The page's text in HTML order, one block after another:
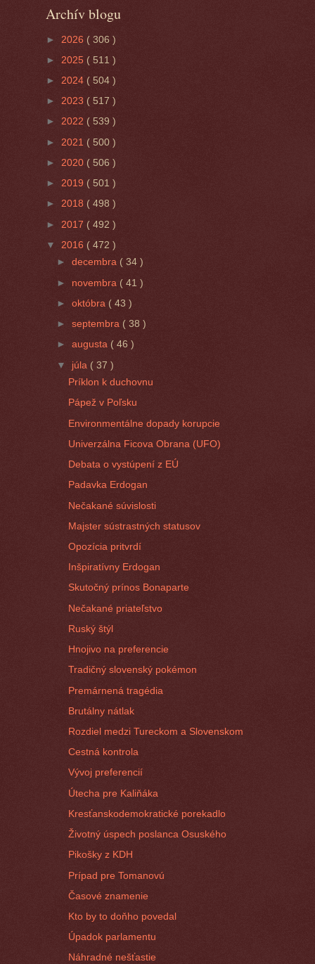
Archív blogu
► 2026 ( 306 )
► 2025 ( 511 )
► 2024 ( 504 )
► 2023 ( 517 )
► 2022 ( 539 )
► 2021 ( 500 )
► 2020 ( 506 )
► 2019 ( 501 )
► 2018 ( 498 )
► 2017 ( 492 )
▼ 2016 ( 472 )
►decembra ( 34 )
► novembra ( 41 )
►októbra ( 43 )
►septembra ( 38 )
►augusta ( 46 )
▼ júla ( 37 )
Príklon k duchovnu
Pápež v Poľsku
Environmentálne dopady korupcie
Univerzálna Ficova Obrana (UFO)
Debata o vystúpení z EÚ
Padavka Erdogan
Nečakané súvislosti
Majster sústrastných statusov
Opozícia pritvrdí
Inšpiratívny Erdogan
Skutočný prínos Bonaparte
Nečakané priateľstvo
Ruský štýl
Hnojivo na preferencie
Tradičný slovenský pokémon
Premárnená tragédia
Brutálny nátlak
Rozdiel medzi Tureckom a Slovenskom
Cestná kontrola
Vývoj preferencií
Útecha pre Kaliňáka
Kresťanskodemokratické porekadlo
Životný úspech poslanca Osuského
Pikošky z KDH
Prípad pre Tomanovú
Časové znamenie
Kto by to doňho povedal
Úpadok parlamentu
Náhradné nešťastie